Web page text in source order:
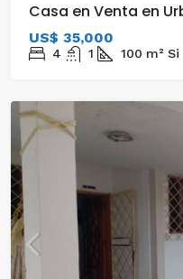
Casa en Venta en
US$ 35,000
4 1 100 m² Si